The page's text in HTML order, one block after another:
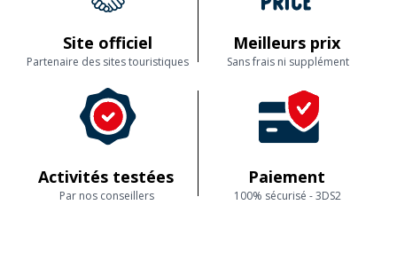
Site officiel
Partenaire des sites touristiques
Meilleurs prix
Sans frais ni supplément
Activités testées
Par nos conseillers
Paiement
100% sécurisé - 3DS2